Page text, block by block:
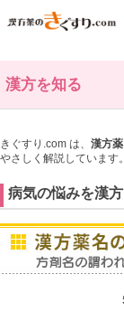
漢方を知る
きぐすり.com は、 漢方
やさしく解説しています。
病気の悩みを漢